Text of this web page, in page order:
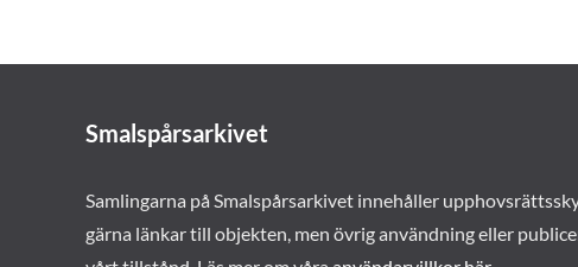
Smalspårsarkivet
Samlingarna på Smalspårsarkivet innehåller
gärna länkar till objekten, men övrig användning eller